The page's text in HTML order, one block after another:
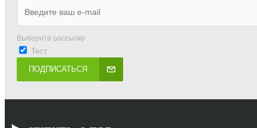
Выберите рассылку
Тест
ПОДПИСАТЬСЯ